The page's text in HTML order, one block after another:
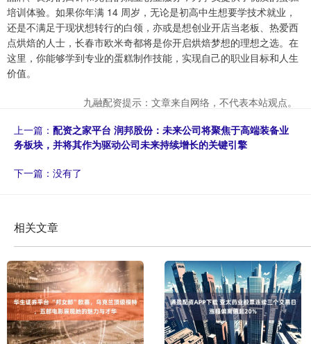
培训体验。如果你年满 14 周岁，无论是初高中生想要学技术就业，
还是不满足于现状想转行的白领，亦或是想创业开店当老板、热爱西
点烘焙的人士，长春市欧米奇都将是你开启烘焙梦想的理想之选。在
这里，你能够学到专业的蛋糕制作技能，实现自己的职业目标和人生
价值。
九融配资提示：文章来自网络，不代表本站观点。
上一篇： 配资之家平台 润邦股份：未来公司将聚焦于高端装备业
务板块，并将其作为驱动公司未来持续增长的关键引擎
下一篇：没有了
相关文章